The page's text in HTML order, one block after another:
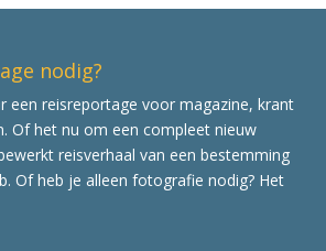
nodig?
een reisreportage voor magazine, krant
Of het nu om een compleet nieuw
reisverhaal van een bestemming
Of heb je alleen fotografie nodig? Het